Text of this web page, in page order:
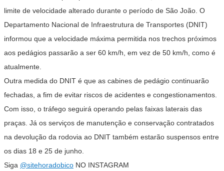
limite de velocidade alterado durante o período de São João. O
Departamento Nacional de Infraestrutura de Transportes (DNIT)
informou que a velocidade máxima permitida nos trechos próximos
aos pedágios passarão a ser 60 km/h, em vez de 50 km/h, como é
atualmente.
Outra medida do DNIT é que as cabines de pedágio continuarão
fechadas, a fim de evitar riscos de acidentes e congestionamentos.
Com isso, o tráfego seguirá operando pelas faixas laterais das
praças. Já os serviços de manutenção e conservação contratados
na devolução da rodovia ao DNIT também estarão suspensos entre
os dias 18 e 25 de junho.
Siga @sitehoradobico NO INSTAGRAM